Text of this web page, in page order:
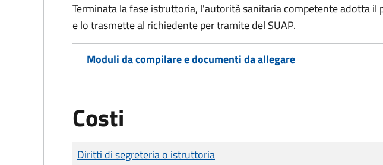
Terminata la fase istruttoria, l'autorità sanitaria competente adotta
e lo trasmette al richiedente per tramite del SUAP.
Moduli da compilare e documenti da allegare
Costi
Tipo di pagamento
Importo
Diritti di segreteria o istruttoria